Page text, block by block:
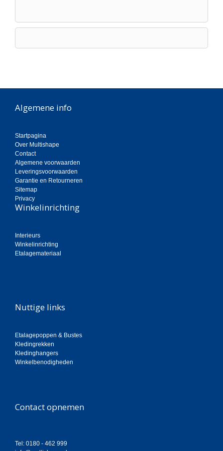
Algemene info
Startpagina
Over Multishape
Contact
Algemene voorwaarden
Leveringsvoorwaarden
Garantie en Retourneren
Sitemap
Privacy
Winkelinrichting
Interieurs
Winkelinrichting
Etalagemateriaal
Nuttige links
Etalagepoppen & Bustes
Kledingrekken
Kledinghangers
Winkelbenodigheden
Contact opnemen
Tel: 0180 - 462 999